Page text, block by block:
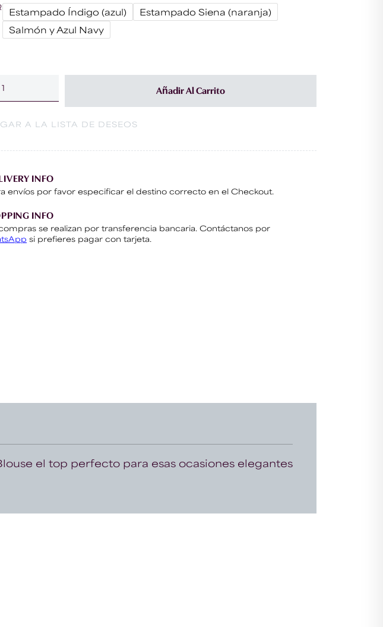
Estampado Índigo (azul)
Estampado Siena (naranja)
Salmón y Azul Navy
Añadir Al Carrito
A LA LISTA DE DESEOS
INFO
envíos por favor especificar el destino correcto en el Checkout.
INFO
se realizan por transferencia bancaria. Contáctanos por
si prefieres pagar con tarjeta.
el top perfecto para esas ocasiones elegantes